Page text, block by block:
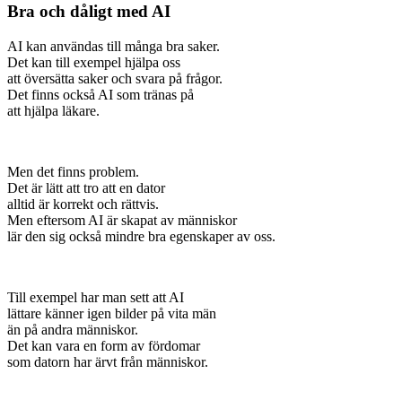
Bra och dåligt med AI
AI kan användas till många bra saker.
Det kan till exempel hjälpa oss
att översätta saker och svara på frågor.
Det finns också AI som tränas på
att hjälpa läkare.
Men det finns problem.
Det är lätt att tro att en dator
alltid är korrekt och rättvis.
Men eftersom AI är skapat av människor
lär den sig också mindre bra egenskaper av oss.
Till exempel har man sett att AI
lättare känner igen bilder på vita män
än på andra människor.
Det kan vara en form av fördomar
som datorn har ärvt från människor.